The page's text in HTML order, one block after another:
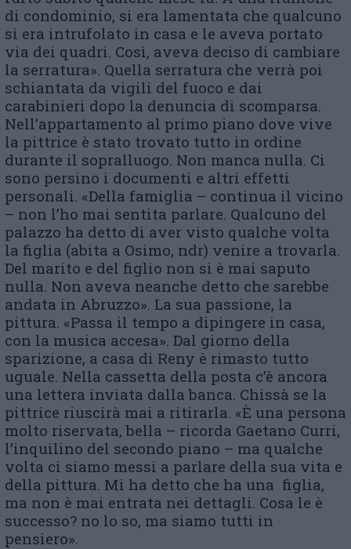
di condominio, si era lamentata che qualcuno
si era intrufolato in casa e le aveva portato
via dei quadri. Così, aveva deciso di cambiare
la serratura». Quella serratura che verrà poi
schiantata da vigili del fuoco e dai
carabinieri dopo la denuncia di scomparsa.
Nell’appartamento al primo piano dove vive
la pittrice è stato trovato tutto in ordine
durante il sopralluogo. Non manca nulla. Ci
sono persino i documenti e altri effetti
personali. «Della famiglia – continua il vicino
– non l’ho mai sentita parlare. Qualcuno del
palazzo ha detto di aver visto qualche volta
la figlia (abita a Osimo, ndr) venire a trovarla.
Del marito e del figlio non si è mai saputo
nulla. Non aveva neanche detto che sarebbe
andata in Abruzzo». La sua passione, la
pittura. «Passa il tempo a dipingere in casa,
con la musica accesa». Dal giorno della
sparizione, a casa di Reny è rimasto tutto
uguale. Nella cassetta della posta c’è ancora
una lettera inviata dalla banca. Chissà se la
pittrice riuscirà mai a ritirarla. «È una persona
molto riservata, bella – ricorda Gaetano Curri,
l’inquilino del secondo piano – ma qualche
volta ci siamo messi a parlare della sua vita e
della pittura. Mi ha detto che ha una figlia,
ma non è mai entrata nei dettagli. Cosa le è
successo? no lo so, ma siamo tutti in
pensiero».